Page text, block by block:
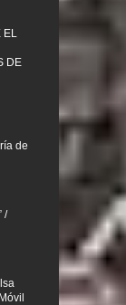
DE
de
/